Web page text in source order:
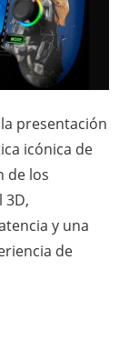
presentación
icónica de
de los
3D,
y una
de